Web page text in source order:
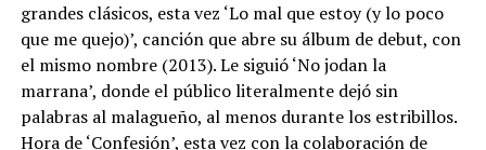
grandes clásicos, esta vez ‘Lo mal que estoy (y lo poco
que me quejo)’, canción que abre su álbum de debut, con
el mismo nombre (2013). Le siguió ‘No jodan la
marrana’, donde el público literalmente dejó sin
palabras al malagueño, al menos durante los estribillos.
Hora de ‘Confesión’, esta vez con la colaboración de